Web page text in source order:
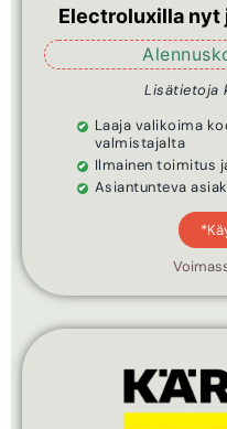
Electroluxilla nyt
Lisätietoja
Laaja valikoima
valmistajalta
Ilmainen toimitus
Asiantunteva